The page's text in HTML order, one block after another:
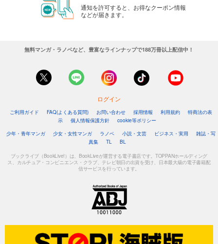
通知を許可すると、お得なクーポン情報
などが届きます。
無料マンガ・ラノベなど、豊富なラインナップで188万冊以上配信中！
ログイン
ご利用ガイド FAQ(よくある質問) お問い合わせ 採用情報 利用規約
特商法の表
示
個人情報保護方針
cookie等ポリシー
少年・青年マンガ
少女・女性マンガ ラノベ 小説・文芸 ビジネス・実用
雑誌・写
真集
TL BL
ブックライブ（BookLive!）は、BookLiveが運営する電子書店です。TOPPANホールディング
ス、カルチュア・コンビニエンス・クラブ、テレビ朝日の出資を受け、日本最大級の電子書籍配
信サービスを行っています。